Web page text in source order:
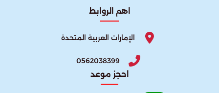
اهم الروابط
الإمارات العربية المتحدة
0562038399
احجز موعد